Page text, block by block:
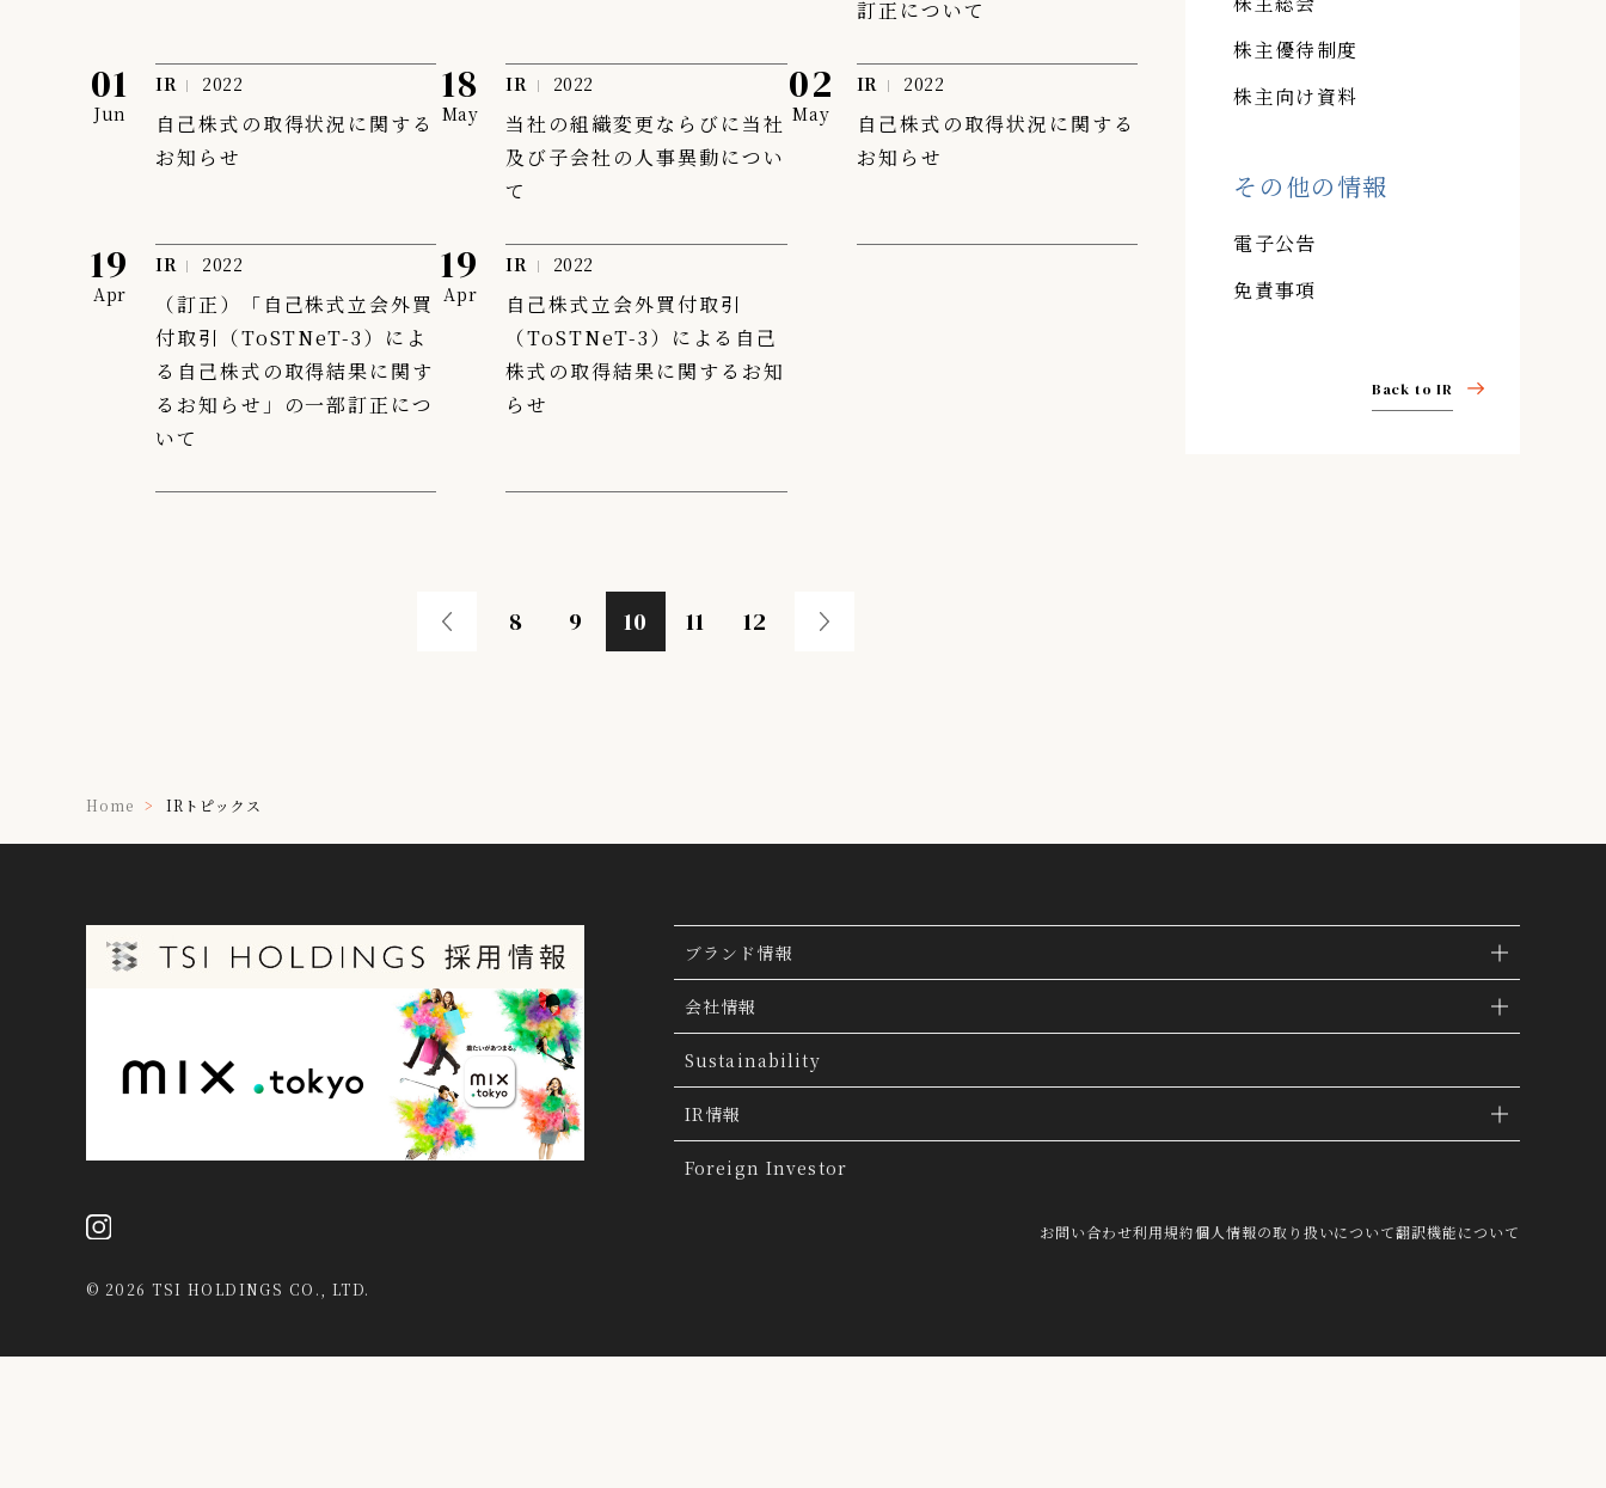
訂正について
01
Jun
IR 2022
自己株式の取得状況に関する
お知らせ
18
May
IR 2022
当社の組織変更ならびに当社
及び子会社の人事異動につい
て
02
May
IR 2022
自己株式の取得状況に関する
お知らせ
19
Apr
IR 2022
（訂正）「自己株式立会外買
付取引（ToSTNeT-3）によ
る自己株式の取得結果に関す
るお知らせ」の一部訂正につ
いて
19
Apr
IR 2022
自己株式立会外買付取引
（ToSTNeT-3）による自己
株式の取得結果に関するお知
らせ
8 9 10 11 12
株主優待制度
株主向け資料
その他の情報
電子公告
免責事項
Back to IR
Home IRトピックス
ブランド情報
ブランド検索
ブランドトピックス
「ファッションの力を信じよう」
会社情報
TSI トピックス
会社概要
会社沿革
Sustainability
IR情報
IR情報
Foreign Investor
お問い合わせ利用規約個人情報の取り扱いについて翻訳機能について
© 2026 TSI HOLDINGS CO., LTD.